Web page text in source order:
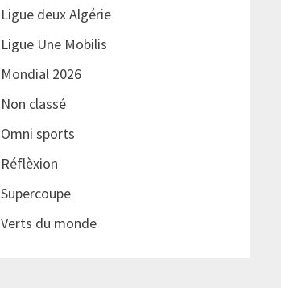
Ligue deux Algérie
Ligue Une Mobilis
Mondial 2026
Non classé
Omni sports
Réflèxion
Supercoupe
Verts du monde